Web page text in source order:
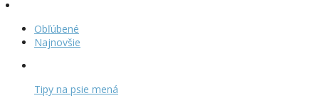
Obľúbené
Najnovšie
Tipy na psie mená